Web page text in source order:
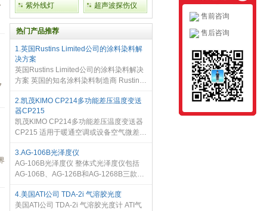
紫外线灯 超声波探伤仪
热门产品推荐
1.英国Rustins Limited公司的涂料染料解
决方案
英国Rustins Limited公司的涂料染料解决
方案 英国的知名涂料染料制造商 Rustins
购需求：希望 Rustins Limited 为其打造一
条可以准确生产超过 150 多特种涂
2.凯茂KIMO CP214多功能差压温度变送
器CP215
凯茂KIMO CP214多功能差压温度变送器
CP215 适用于暖通空调或设备空气微差压
可设置为其他量程 )• CP215 量程 : -2000
~ +2000 mbar ( 可设置为其他量程 )
3.AG-106B光泽度仪
AG-106B光泽度仪 整体式光泽度仪包括
AG-106B、AG-126B和AG-1268B三款型
制品、建筑装饰材料：大理石，花岗岩，
玻化抛光砖，陶瓷砖、塑料，纸张和其
4.美国ATI公司 TDA-2i 气溶胶光度
美国ATI公司 TDA-2i 气溶胶光度计 ATI气
售前咨询
售后咨询